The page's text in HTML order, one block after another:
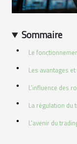
Sommaire
Le
Les avantages
L'influence des
La régulation du
L'avenir du